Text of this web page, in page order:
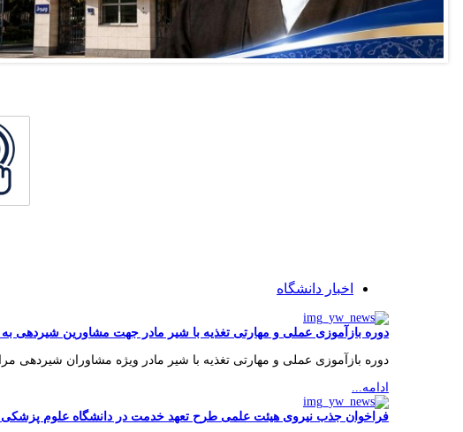
اخبار دانشگاه
دوره بازآموزی عملی و مهارتی تغذیه با شیر مادر جهت مشاورین شیردهی
دوره بازآموزی عملی و مهارتی تغذیه با شیر مادر ویژه مشاوران شیردهی
ادامه...
فراخوان جذب نیروی هیئت علمی طرح تعهد خدمت در دانشگاه علوم پزشکی